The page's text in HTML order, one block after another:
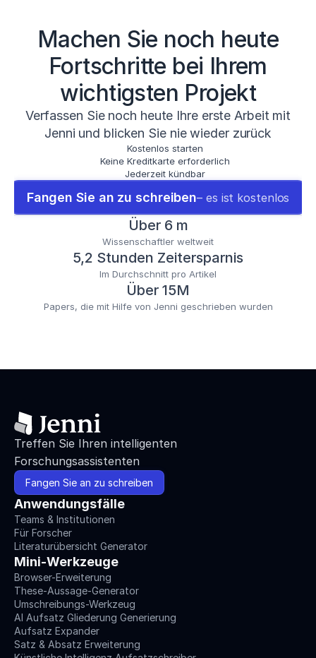
Machen Sie noch heute
Fortschritte bei Ihrem
wichtigsten Projekt
Verfassen Sie noch heute Ihre erste Arbeit mit
Jenni und blicken Sie nie wieder zurück
Kostenlos starten
Keine Kreditkarte erforderlich
Jederzeit kündbar
Fangen Sie an zu schreiben– es ist kostenlos
Über 6 m
Wissenschaftler weltweit
5,2 Stunden Zeitersparnis
Im Durchschnitt pro Artikel
Über 15M
Papers, die mit Hilfe von Jenni geschrieben wurden
Treffen Sie Ihren intelligenten
Forschungsassistenten
Fangen Sie an zu schreiben
Anwendungsfälle
Teams & Institutionen
Für Forscher
Literaturübersicht Generator
Mini-Werkzeuge
Browser-Erweiterung
These-Aussage-Generator
Umschreibungs-Werkzeug
AI Aufsatz Gliederung Generierung
Aufsatz Expander
Satz & Absatz Erweiterung